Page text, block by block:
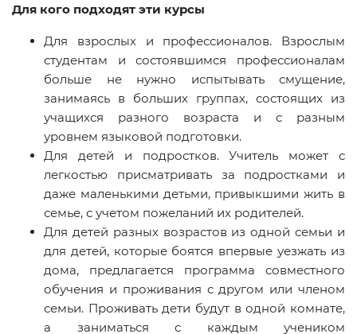
Для кого подходят эти курсы
Для взрослых и профессионалов. Взрослым
студентам и состоявшимся профессионалам
больше не нужно испытывать смущение,
занимаясь в больших группах, состоящих из
учащихся разного возраста и с разным
уровнем языковой подготовки.
Для детей и подростков. Учитель может с
легкостью присматривать за подростками и
даже маленькими детьми, привыкшими жить в
семье, с учетом пожеланий их родителей.
Для детей разных возрастов из одной семьи и
для детей, которые боятся впервые уезжать из
дома, предлагается программа совместного
обучения и проживания с другом или членом
семьи. Проживать дети будут в одной комнате,
а заниматься с каждым учеником